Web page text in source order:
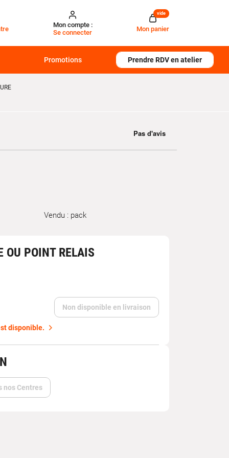
Mon compte :
Se connecter
Mon panier
vide
Promotions Prendre RDV en atelier
Vendu : pack
OU POINT RELAIS
Non disponible en livraison
disponible.
nos Centres